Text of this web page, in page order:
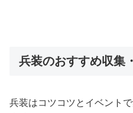
兵装のおすすめ収集
兵装はコツコツとイベントで